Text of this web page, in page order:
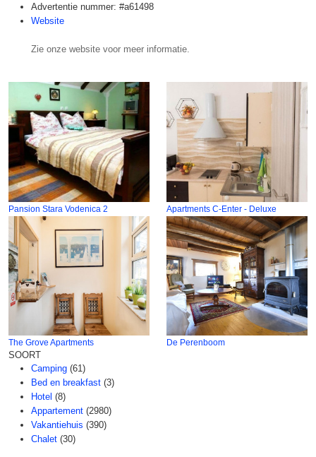
Advertentie nummer: #a61498
Website
Zie onze website voor meer informatie.
Pansion Stara Vodenica 2 Apartments C-Enter - Deluxe
The Grove Apartments De Perenboom
SOORT
Camping (61)
Bed en breakfast (3)
Hotel (8)
Appartement (2980)
Vakantiehuis (390)
Chalet (30)